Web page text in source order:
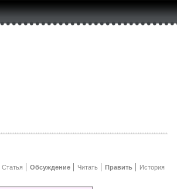
Статья Обсуждение Читать Править История